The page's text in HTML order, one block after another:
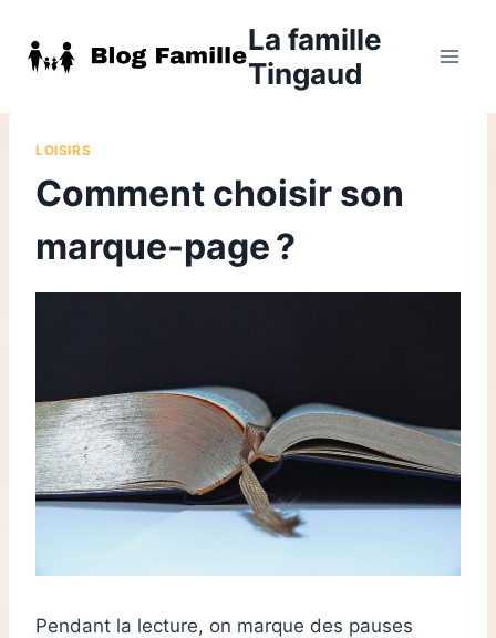
contenu
La famille
Tingaud
LOISIRS
Comment choisir son
marque-page ?
Pendant la lecture, on marque des pauses